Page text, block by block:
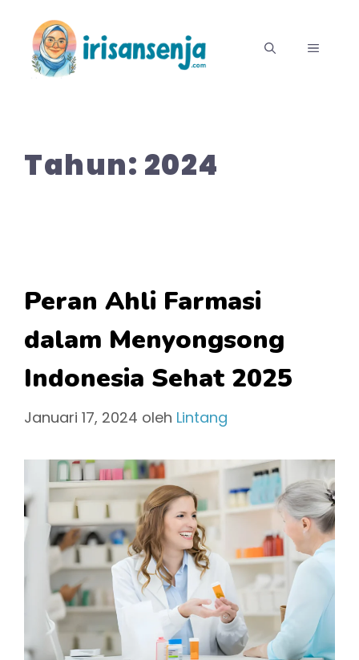
MENU
Tahun: 2024
Peran Ahli Farmasi
dalam Menyongsong
Indonesia Sehat 2025
Januari 17, 2024 oleh Lintang